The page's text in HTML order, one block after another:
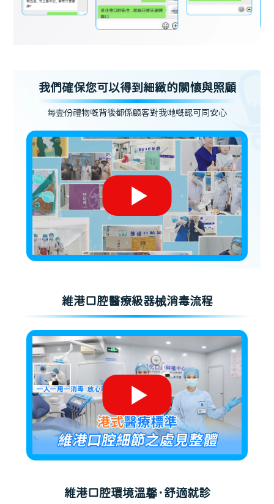
我們確保您可以得到細緻的關懷與照顧
每壹份禮物嘅背後都係顧客對我哋嘅認可同安心
維港口腔醫療級器械消毒流程
維港口腔環境溫馨·舒適就診